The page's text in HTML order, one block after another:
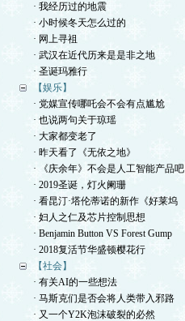
· 我经历过的地震
· 小时候冬天怎么过的
· 网上寻祖
· 武汉在近代历来是是非之地
· 圣诞玛雅行
【娱乐】
· 党媒宣传哪吒会不会有点尴尬
· 也说两句关于琼瑶
· 大家都变老了
· 昨天看了《无依之地》
· 《庆余年》不会是人工智能产品吧
· 2019圣诞，灯火阑珊
· 看昆汀·塔伦蒂诺的新作《好莱坞
· 妇人之仁及芯片控制思想
· Benjamin Button VS Forest Gump
· 2018复活节华盛顿樱花行
【社会】
· 有关AI的一些想法
· 马斯克们是否会将人类带入邪路
· 又一个Y2K泡沫破裂的必然